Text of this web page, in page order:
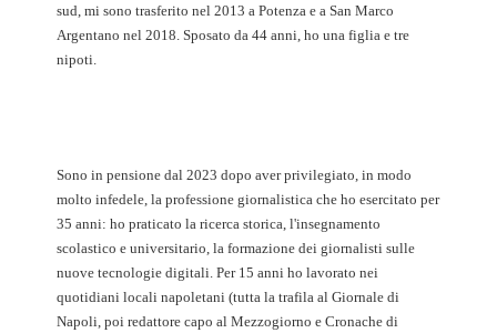
sud, mi sono trasferito nel 2013 a Potenza e a San Marco
Argentano nel 2018. Sposato da 44 anni, ho una figlia e tre
nipoti.
Sono in pensione dal 2023 dopo aver privilegiato, in modo
molto infedele, la professione giornalistica che ho esercitato per
35 anni: ho praticato la ricerca storica, l'insegnamento
scolastico e universitario, la formazione dei giornalisti sulle
nuove tecnologie digitali. Per 15 anni ho lavorato nei
quotidiani locali napoletani (tutta la trafila al Giornale di
Napoli, poi redattore capo al Mezzogiorno e Cronache di